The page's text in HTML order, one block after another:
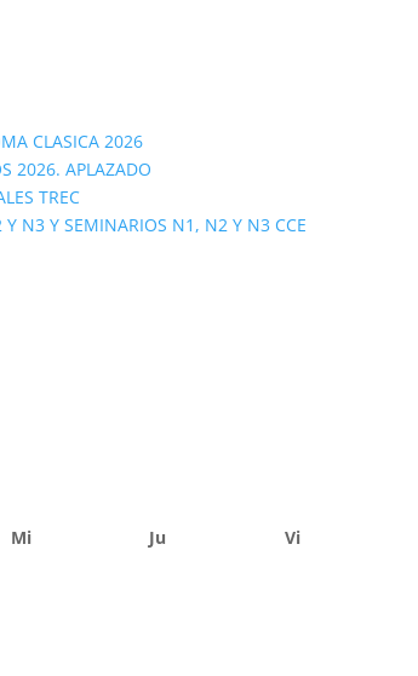
CLASICA 2026
2026. APLAZADO
TREC
N3 Y SEMINARIOS N1, N2 Y N3 CCE
Mi Ju Vi